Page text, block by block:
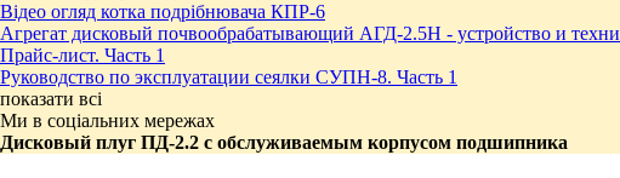
Відео огляд котка подрібнювача КПР-6
Агрегат дисковый почвообрабатывающий АГД-2.5Н - устройство и
Прайс-лист. Часть 1
Руководство по эксплуатации сеялки СУПН-8. Часть 1
показати всі
Ми в соціальних мережах
Дисковый плуг ПД-2.2 с обслуживаемым корпусом подшипника